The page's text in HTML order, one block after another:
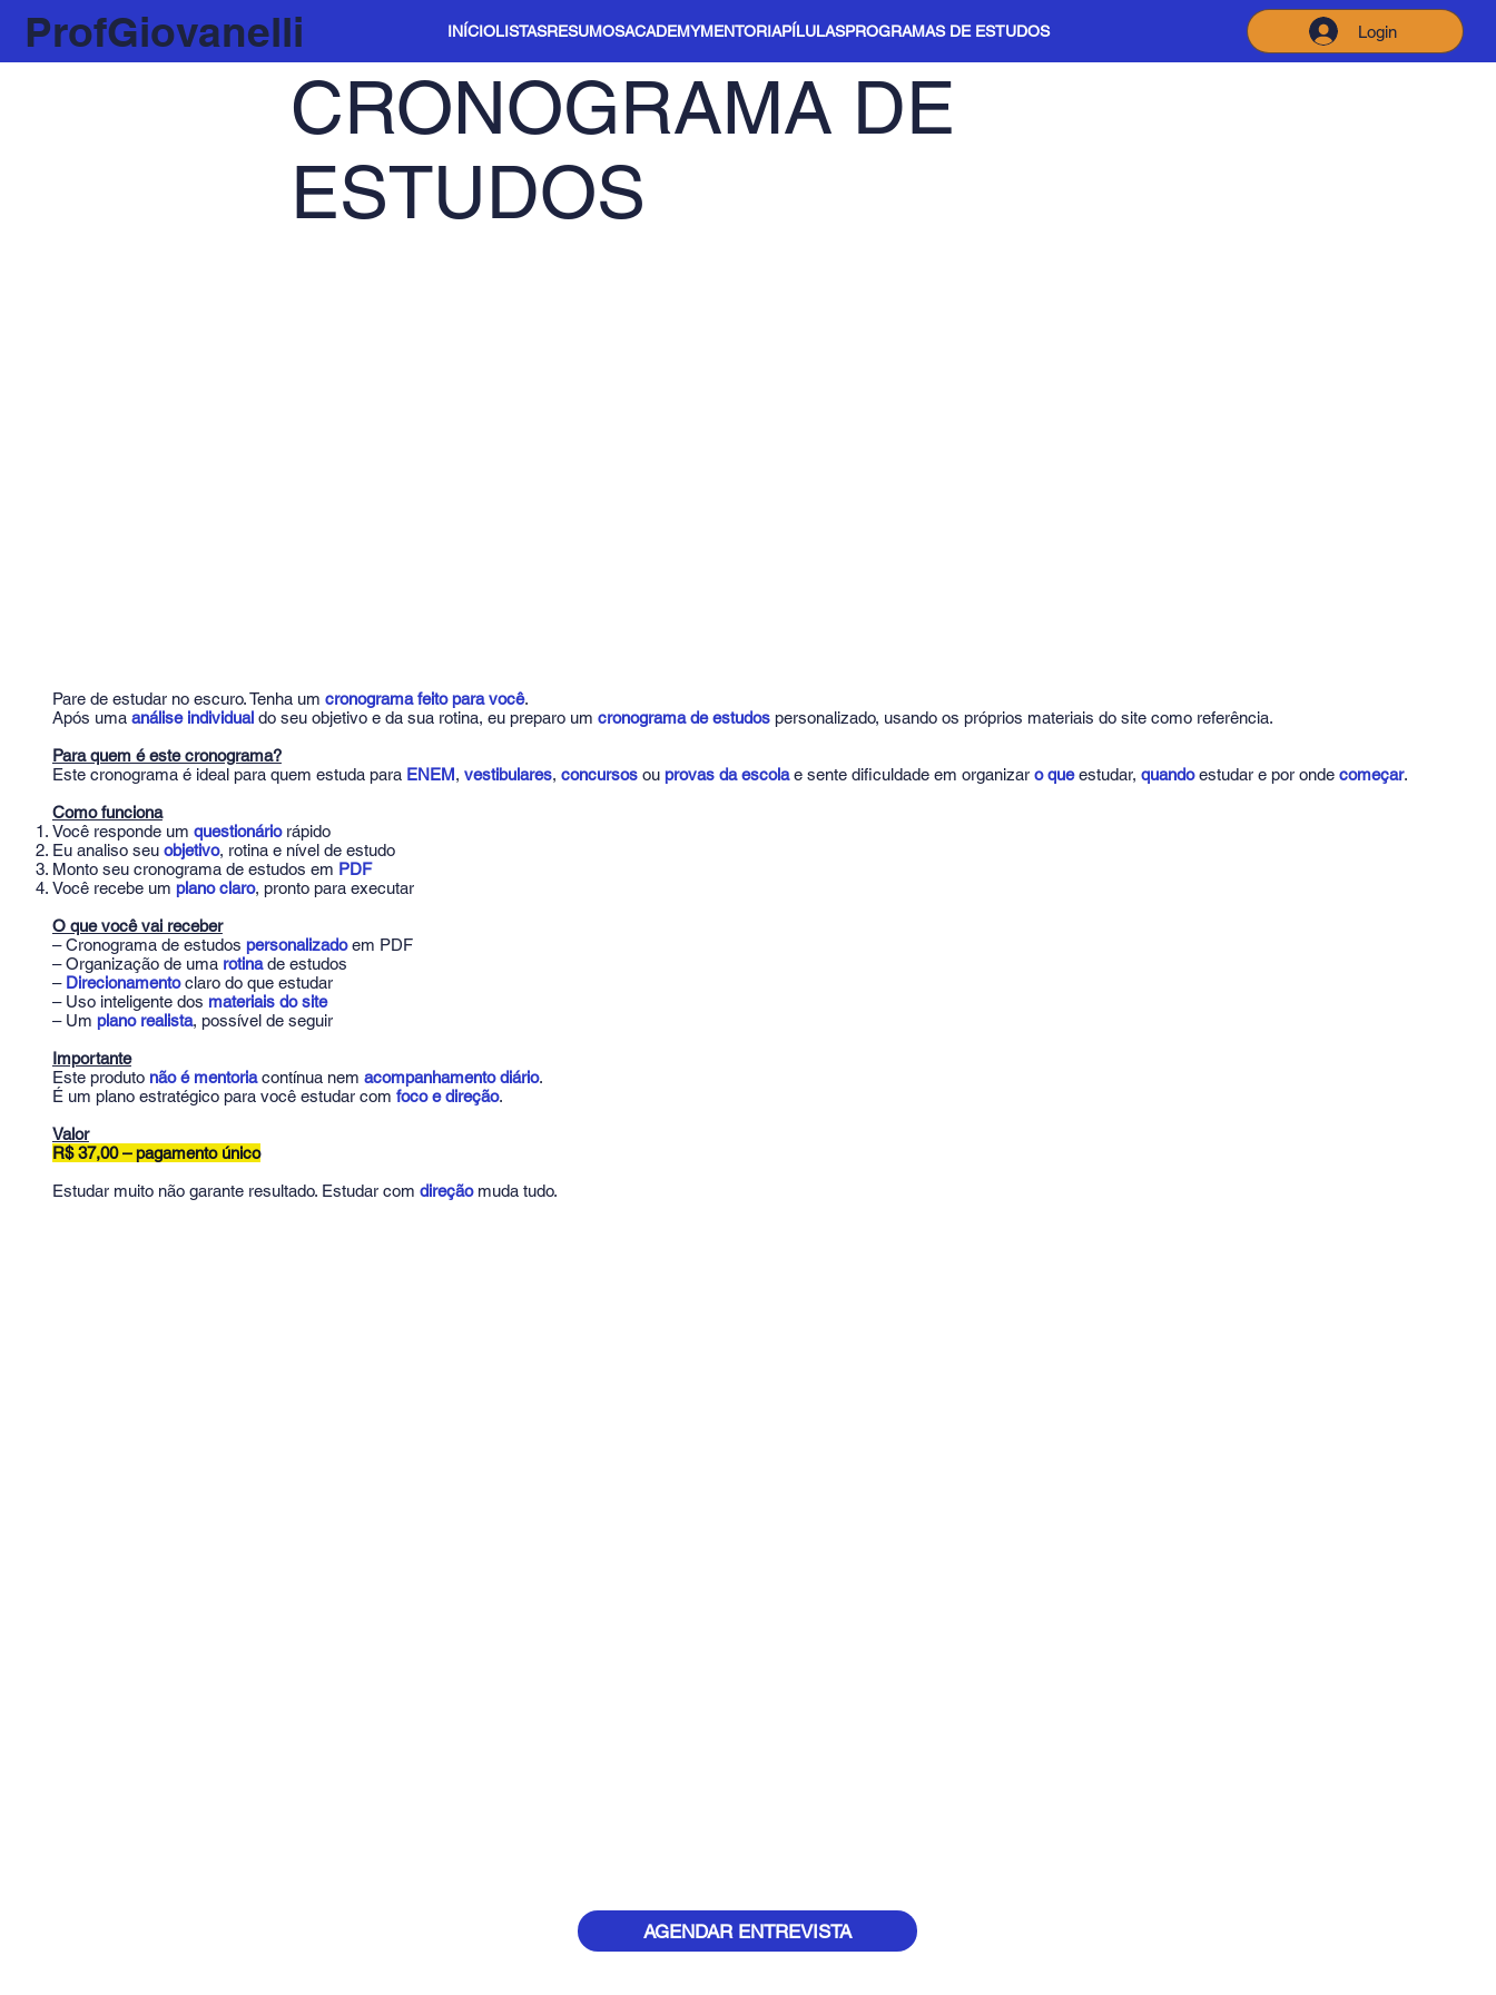
ProfGiovanelli INÍCIOLISTASRESUMOSACADEMYMENTORIAPÍLULASPROGRAMAS DE ESTUDOS Login
CRONOGRAMA DE
ESTUDOS
Pare de estudar no escuro. Tenha um cronograma feito para você.
Após uma análise individualdo seu objetivo e da sua rotina, eu preparo um cronograma de estudospersonalizado, usando os próprios materiais do site como referência.
Para quem é este cronograma?
Este cronograma é ideal para quem estuda para ENEM, vestibulares, concursosou provas da escolae sente dificuldade em organizar o queestudar, quandoestudar e por onde começar.
Como funciona
Você responde um questionáriorápido
Eu analiso seu objetivo, rotina e nível de estudo
Monto seu cronograma de estudos em PDF
Você recebe um plano claro, pronto para executar
O que você vai receber
– Cronograma de estudos personalizadoem PDF
– Organização de umarotinade estudos
– Direcionamentoclaro do que estudar
– Uso inteligente dos materiais do site
– Um plano realista, possível de seguir
Importante
Este produto não é mentoriacontínua nem acompanhamento diário.
É um plano estratégico para você estudar com foco e direção.
Valor
R$ 37,00 – pagamento único
Estudar muito não garante resultado. Estudar com direçãomuda tudo.
AGENDAR ENTREVISTA